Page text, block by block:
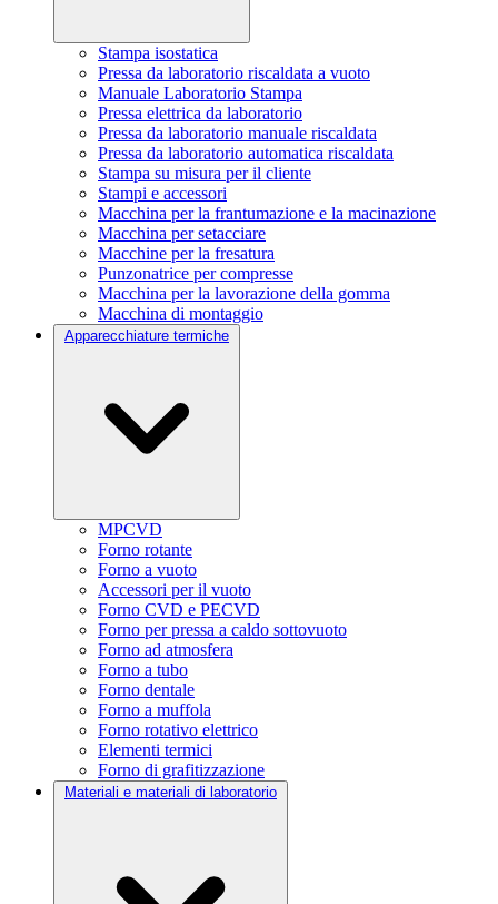
Stampa isostatica
Pressa da laboratorio riscaldata a vuoto
Manuale Laboratorio Stampa
Pressa elettrica da laboratorio
Pressa da laboratorio manuale riscaldata
Pressa da laboratorio automatica riscaldata
Stampa su misura per il cliente
Stampi e accessori
Macchina per la frantumazione e la macinazione
Macchina per setacciare
Macchine per la fresatura
Punzonatrice per compresse
Macchina per la lavorazione della gomma
Macchina di montaggio
Apparecchiature termiche
MPCVD
Forno rotante
Forno a vuoto
Accessori per il vuoto
Forno CVD e PECVD
Forno per pressa a caldo sottovuoto
Forno ad atmosfera
Forno a tubo
Forno dentale
Forno a muffola
Forno rotativo elettrico
Elementi termici
Forno di grafitizzazione
Materiali e materiali di laboratorio